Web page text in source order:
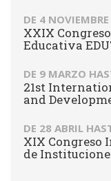
DE 4 NOVIEMBRE
XXIX
Educativa
DE 9 MARZO
21st
and
DE 28 ABRIL
XIX Congreso
de